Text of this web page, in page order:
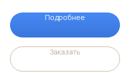
Подробнее
Заказать